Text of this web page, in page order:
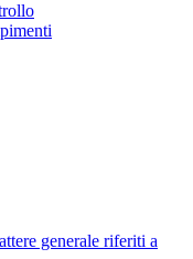
generale riferiti a